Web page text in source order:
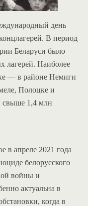
день
В период
Беларуси было
лагерей. Наиболее
— в районе Немиги
Полоцке и
свыше 1,4 млн
в апреле 2021 года
белорусского
войны и
актуальна в
когда в